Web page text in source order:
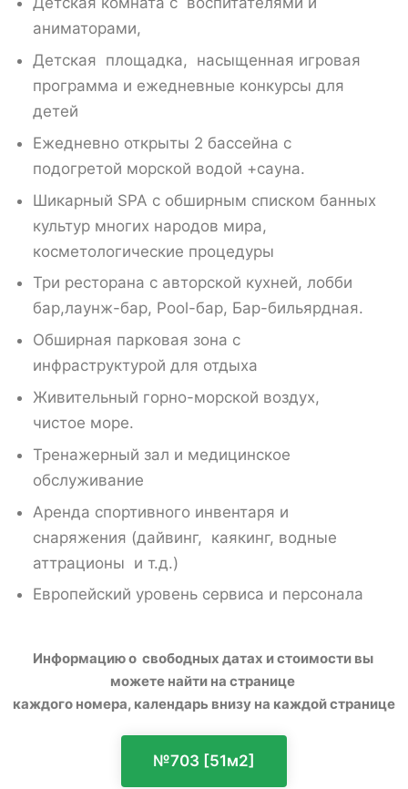
аниматорами,
Детская площадка, насыщенная игровая
программа и ежедневные конкурсы для
детей
Ежедневно открыты 2 бассейна с
подогретой морской водой +сауна.
Шикарный SPA с обширным списком банных
культур многих народов мира,
косметологические процедуры
Три ресторана с авторской кухней, лобби
бар,лаунж-бар, Pool-бар, Бар-бильярдная.
Обширная парковая зона с
инфраструктурой для отдыха
Живительный горно-морской воздух,
чистое море.
Тренажерный зал и медицинское
обслуживание
Аренда спортивного инвентаря и
снаряжения (дайвинг, каякинг, водные
аттрационы и т.д.)
Европейский уровень сервиса и персонала
Информацию о свободных датах и стоимости вы
можете найти на странице
каждого номера, календарь внизу на каждой странице
№703 [51м2]